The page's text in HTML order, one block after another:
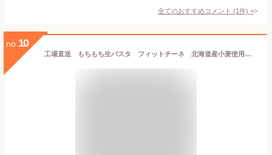
全てのおすすめコメント (1件) >
no. 10
工場直送 もちもち生パスタ フィットチーネ 北海道産小麦使用 お試し 一人前140g 4食入り